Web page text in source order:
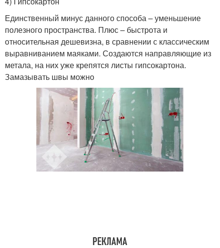
Единственный минус данного способа – уменьшение
полезного пространства. Плюс – быстрота и
относительная дешевизна, в сравнении с классическим
выравниванием маяками. Создаются направляющие из
метала, на них уже крепятся листы гипсокартона.
Замазывать швы можно